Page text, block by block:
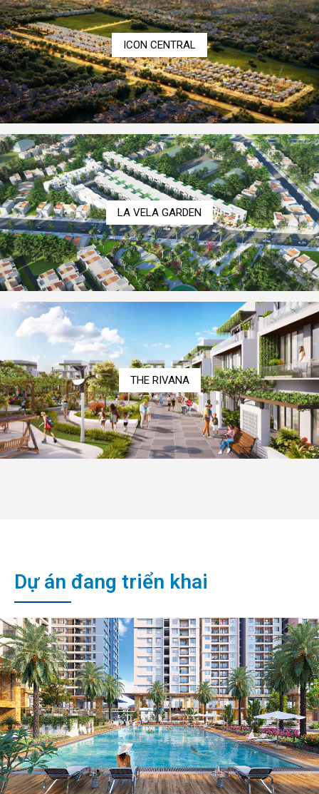
Thị trường
Liên hệ
Search
ICON CENTRAL
LA VELA GARDEN
THE RIVANA
Dự án đang triển khai